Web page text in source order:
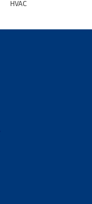
HVAC